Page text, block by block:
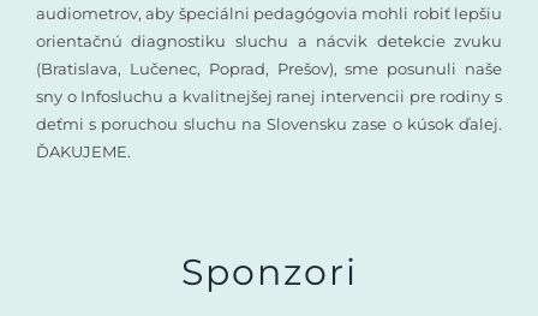
audiometrov, aby špeciálni pedagógovia mohli robiť lepšiu
orientačnú diagnostiku sluchu a nácvik detekcie zvuku
(Bratislava, Lučenec, Poprad, Prešov), sme posunuli naše
sny o Infosluchu a kvalitnejšej ranej intervencii pre rodiny s
deťmi s poruchou sluchu na Slovensku zase o kúsok ďalej.
ĎAKUJEME.
Sponzori